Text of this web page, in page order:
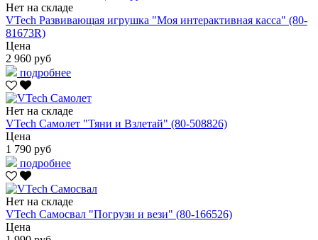
Нет на складе
VTech Развивающая игрушка "Моя интерактивная касса" (80-
81673R)
Цена
2 960 руб
подробнее
Нет на складе
VTech Самолет "Тяни и Взлетай" (80-508826)
Цена
1 790 руб
подробнее
Нет на складе
VTech Самосвал "Погрузи и вези" (80-166526)
Цена